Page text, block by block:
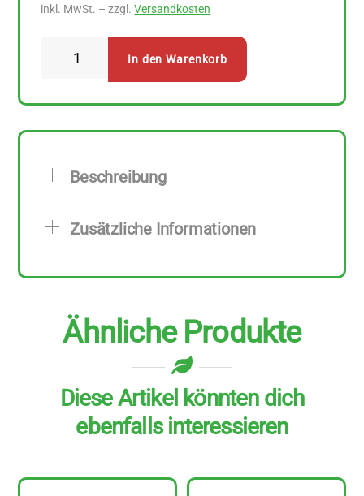
inkl. MwSt. – zzgl.Versandkosten
zu
Menge
In den Warenkorb
Beschreibung
Zusätzliche Informationen
Ähnliche Produkte
Diese Artikel könnten dich
ebenfalls interessieren